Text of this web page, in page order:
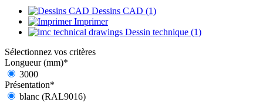
Dessins CAD (1)
Imprimer
Dessin technique (1)
Sélectionnez vos critères
Longueur (mm)*
3000
Présentation*
blanc (RAL9016)